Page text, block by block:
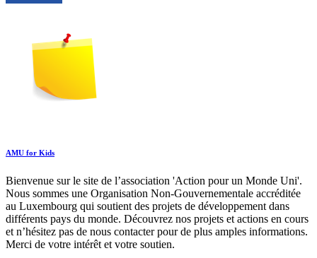
AMU for Kids
Bienvenue sur le site de l’association 'Action pour un Monde Uni'.
Nous sommes une Organisation Non-Gouvernementale accréditée
au Luxembourg qui soutient des projets de développement dans
différents pays du monde. Découvrez nos projets et actions en cours
et n’hésitez pas de nous contacter pour de plus amples informations.
Merci de votre intérêt et votre soutien.